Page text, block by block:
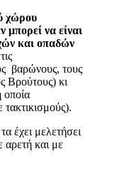
χώρου
μπορεί να είναι
και οπαδών
βαρώνους, τους
Βρούτους) κι
τακτικισμούς).
έχει μελετήσει
αρετή και με